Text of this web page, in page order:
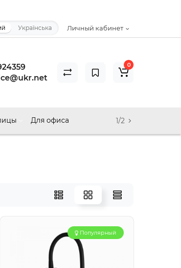
Личный кабинет
Українська
0
Для офиса 1/2
Популярный